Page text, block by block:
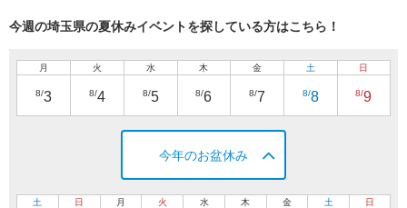
今週の埼玉県の夏休みイベントを探している方はこちら！
月
8/3
火
8/4
水
8/5
木
8/6
金
8/7
土
8/8
日
8/9
今年のお盆休み
土 日 月 火 水 木 金 土 日